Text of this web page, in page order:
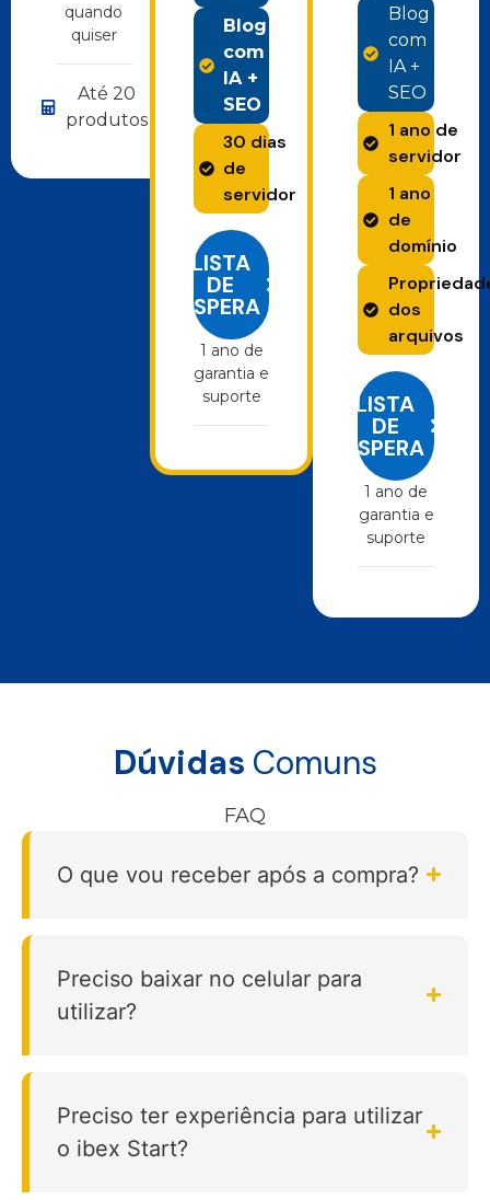
quando
quiser
Até 20
produtos
Blog
com
IA +
SEO
30 dias
de
servidor
LISTA
DE
ESPERA
1 ano de
garantia e
suporte
Blog
com
IA +
SEO
1 ano de
servidor
1 ano
de
domínio
dos
arquivos
LISTA
DE
ESPERA
1 ano de
garantia e
suporte
Dúvidas Comuns
FAQ
O que vou receber após a compra?
Preciso baixar no celular para
utilizar?
Preciso ter experiência para utilizar
o ibex Start?